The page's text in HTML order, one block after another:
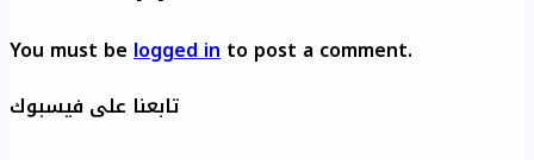
You must belogged into post a comment.
تابعنا على فيسبوك